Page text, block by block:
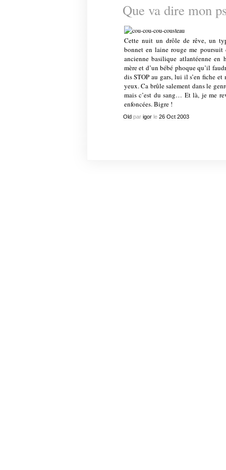
Que va dire mon
Cette nuit un drôle de rêve, un
bonnet en laine rouge me poursuit
ancienne basilique atlantéenne en
mère et d’un bébé phoque qu’il
dis STOP au gars, lui il s’en fiche
yeux. Ca brûle salement dans le
mais c’est du sang… Et là, je me
enfoncées. Bigre !
Oldpar igorle 26 Oct 2003